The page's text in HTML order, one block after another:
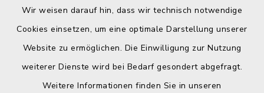
Wir weisen darauf hin, dass wir technisch notwendige
Cookies einsetzen, um eine optimale Darstellung unserer
Website zu ermöglichen. Die Einwilligung zur Nutzung
weiterer Dienste wird bei Bedarf gesondert abgefragt.
Weitere Informationen finden Sie in unseren
Barrierefreiheit